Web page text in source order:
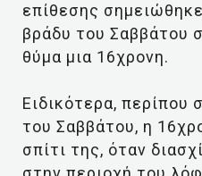
επίθεσης
βράδυ του Σαββάτου
θύμα μια 16χρονη.
Ειδικότερα, περίπου
του Σαββάτου, η
σπίτι της, όταν